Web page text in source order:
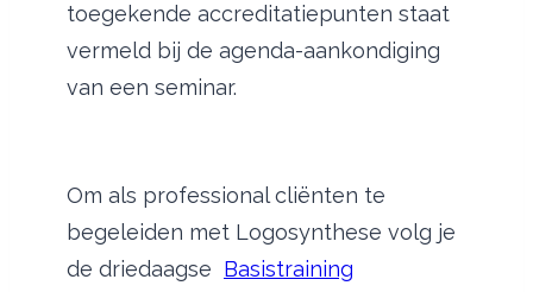
toegekende accreditatiepunten staat
vermeld bij de agenda-aankondiging
van een seminar.
Om als professional cliënten te
begeleiden met Logosynthese volg je
de driedaagse Basistraining